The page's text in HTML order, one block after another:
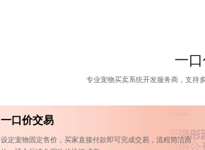
一
专业宠物买卖系统开发服务商，支持
一口价交易
设定宠物固定售价，买家直接付款即可完成交易，流程简洁高